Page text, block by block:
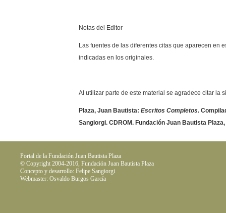
Notas del Editor
Las fuentes de las diferentes citas que aparecen en
indicadas en los originales.
Al utilizar parte de este material se agradece citar la
Plaza, Juan Bautista: Escritos Completos.
Sangiorgi. CDROM. Fundación Juan Bautista
Portal de la Fundación Juan Bautista Plaza
© Copyright 2004-2016, Fundación Juan Bautista Plaza
Concepto y desarrollo: Felipe Sangiorgi
Webmaster: Osvaldo Burgos García